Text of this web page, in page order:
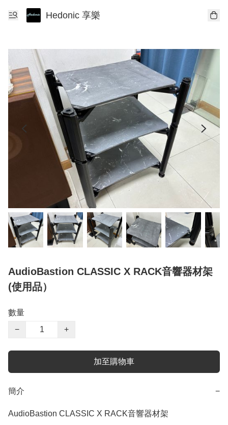
Hedonic 享樂
AudioBastion CLASSIC X RACK音響器材架
(使用品）
數量
−
+
加至購物車
簡介 −
AudioBastion CLASSIC X RACK音響器材架